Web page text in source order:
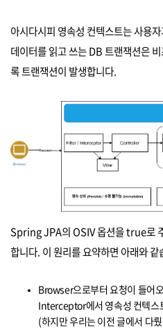
아시다시피 영속성 컨텍스트는 사용
데이터를 읽고 쓰는 DB 트랜잭션은
록 트랜잭션이 발생합니다.
Spring JPA의 OSIV 옵션을 true로
합니다. 이 원리를 요약하면 아래와 같
Browser으로부터 요청이 들어
Interceptor에서 영속성 컨텍
(하지만 우리는 이전 글에서 다